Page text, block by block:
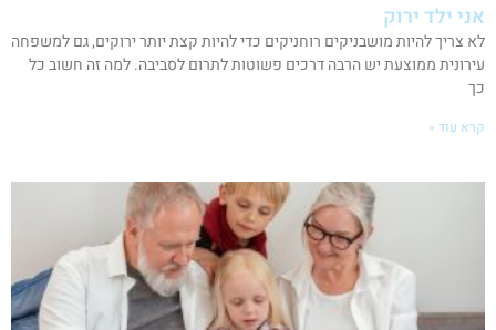
אני ילד ירוק
לא צריך להיות מושבניקים רוחניקים כדי להיות קצת יותר ירוקים, גם למשפחה
עירונית ממוצעת יש הרבה דרכים פשוטות לתרום לסביבה. למה זה חשוב כל
כך
קרא עוד »